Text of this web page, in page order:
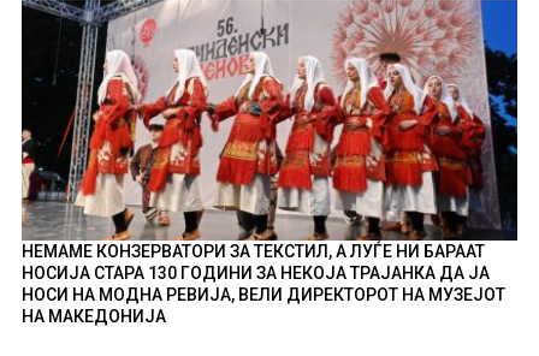
НЕМАМЕ КОНЗЕРВАТОРИ ЗА ТЕКСТИЛ, А ЛУЃЕ НИ БАРААТ
НОСИЈА СТАРА 130 ГОДИНИ ЗА НЕКОЈА ТРАЈАНКА ДА ЈА
НОСИ НА МОДНА РЕВИЈА, ВЕЛИ ДИРЕКТОРОТ НА МУЗЕЈОТ
НА МАКЕДОНИЈА